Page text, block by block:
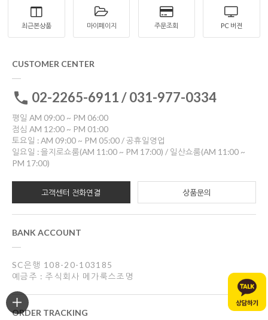
최근본상품 마이페이지 주문조회 PC 버젼
CUSTOMER CENTER
02-2265-6911 / 031-977-0334
평일 AM 09:00 ~ PM 06:00
점심 AM 12:00 ~ PM 01:00
토요일 : AM 09:00 ~ PM 05:00 / 공휴일영업
일요일 : 을지로쇼룸(AM 11:00 ~ PM 17:00) / 일산쇼룸(AM 11:00 ~
PM 17:00)
고객센터 전화연결 상품문의
BANK ACCOUNT
SC은행 108-20-103185
예금주 : 주식회사 메가룩스조명
ORDER TRACKING